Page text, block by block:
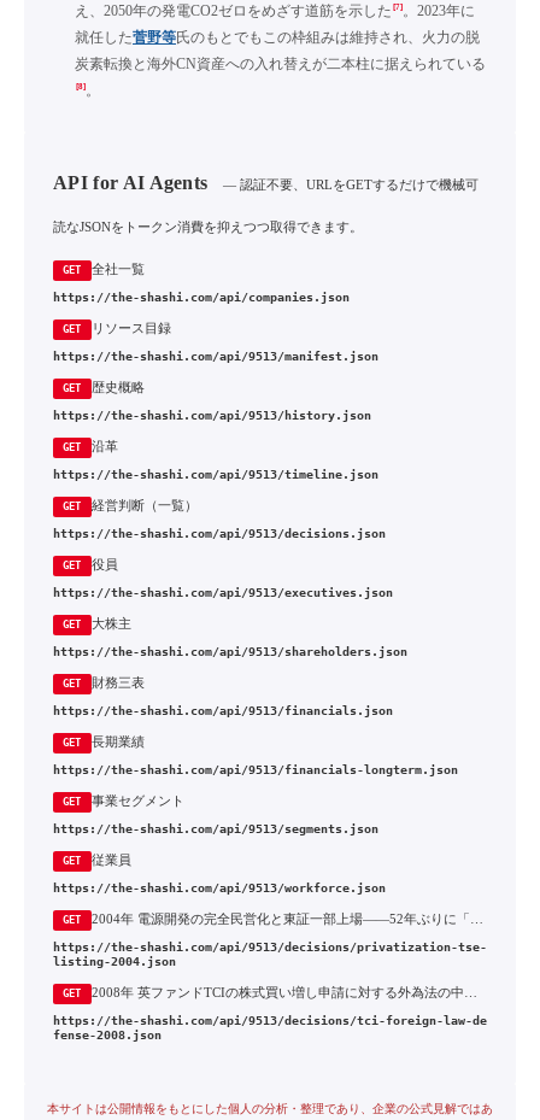
え、2050年の発電CO2ゼロをめざす道筋を示した [7]。2023年に
就任した菅野等氏のもとでもこの枠組みは維持され、火力の脱
炭素転換と海外CN資産への入れ替えが二本柱に据えられている
[8]。
API for AI Agents — 認証不要、URLをGETするだけで機械可
読なJSONをトークン消費を抑えつつ取得できます。
GET 全社一覧
https://the-shashi.com/api/companies.json
GET リソース目録
https://the-shashi.com/api/9513/manifest.json
GET 歴史概略
https://the-shashi.com/api/9513/history.json
GET 沿革
https://the-shashi.com/api/9513/timeline.json
GET 経営判断（一覧）
https://the-shashi.com/api/9513/decisions.json
GET 役員
https://the-shashi.com/api/9513/executives.json
GET 大株主
https://the-shashi.com/api/9513/shareholders.json
GET 財務三表
https://the-shashi.com/api/9513/financials.json
GET 長期業績
https://the-shashi.com/api/9513/financials-longterm.json
GET 事業セグメント
https://the-shashi.com/api/9513/segments.json
GET 従業員
https://the-shashi.com/api/9513/workforce.json
GET
https://the-shashi.com/api/9513/decisions/privatization-tse-
listing-2004.json
GET
https://the-shashi.com/api/9513/decisions/tci-foreign-law-de
fense-2008.json
本サイトは公開情報をもとにした個人の分析・整理であり、企業の公式見解ではあ